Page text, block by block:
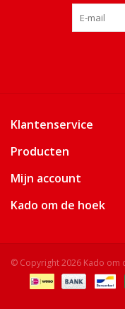
Klantenservice
Producten
Mijn account
Kado om de hoek
© Copyright 2026 Kado om